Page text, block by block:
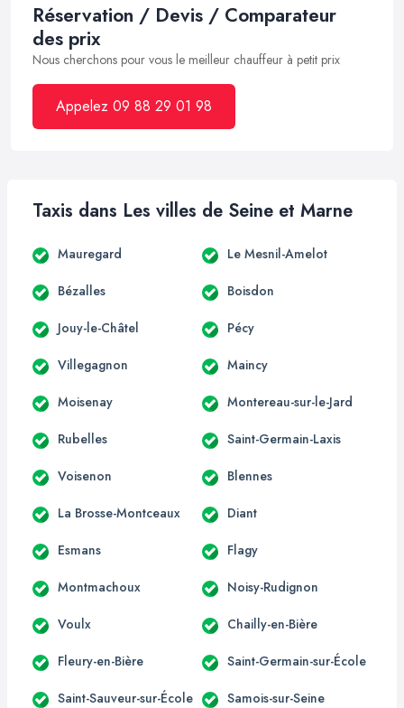
Réservation / Devis / Comparateur
des prix
Nous cherchons pour vous le meilleur chauffeur à petit prix
Appelez 09 88 29 01 98
Taxis dans Les villes de Seine et Marne
Mauregard Le Mesnil-Amelot
Bézalles Boisdon
Jouy-le-Châtel Pécy
Villegagnon Maincy
Moisenay Montereau-sur-le-Jard
Rubelles Saint-Germain-Laxis
Voisenon Blennes
La Brosse-Montceaux Diant
Esmans Flagy
Montmachoux Noisy-Rudignon
Voulx Chailly-en-Bière
Fleury-en-Bière Saint-Germain-sur-École
Saint-Sauveur-sur-École Samois-sur-Seine